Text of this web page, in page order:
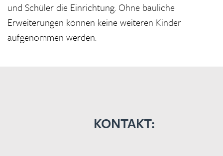
und Schüler die Einrichtung. Ohne bauliche
Erweiterungen können keine weiteren Kinder
aufgenommen werden.
KONTAKT: